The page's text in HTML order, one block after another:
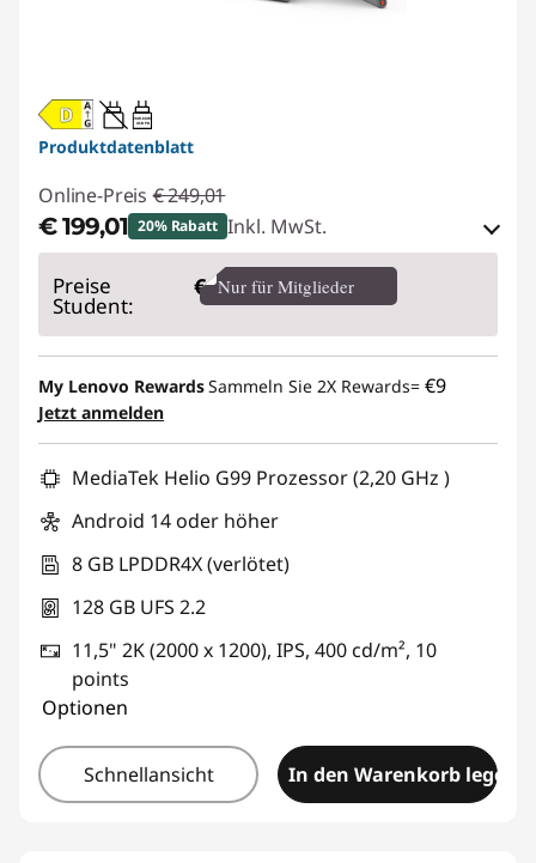
20W-60W
USB PD
Produktdatenblatt
Online-Preis € 249,01
€ 199,01 20% Rabatt Inkl. MwSt.
eCoupon-Rabatt :-€ 50,00
eCoupon :BACKTOSCHOOL
Preise
Student:
€ Nur für Mitglieder
My Lenovo RewardsSammeln Sie 2X Rewards= €9
Jetzt anmelden
MediaTek Helio G99 Prozessor (2,20 GHz )
Android 14 oder höher
8 GB LPDDR4X (verlötet)
128 GB UFS 2.2
11,5" 2K (2000 x 1200), IPS, 400 cd/m², 10
points
Optionen
Schnellansicht In den Warenkorb legen